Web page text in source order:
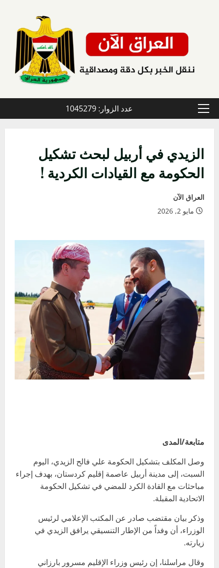
القائمة
عدد الزوار: 1045279
الزيدي في أربيل لبحث تشكيل
الحكومة مع القيادات الكردية !
العراق الآن
مايو 2, 2026
متابعة/المدى
وصل المكلف بتشكيل الحكومة علي فالح الزيدي، اليوم
السبت، إلى مدينة أربيل عاصمة إقليم كردستان، بهدف إجراء
مباحثات مع القادة الكرد للمضي في تشكيل الحكومة
الاتحادية المقبلة.
وذكر بيان مقتضب صادر عن المكتب الإعلامي لرئيس
الوزراء، أن وفداً من الإطار التنسيقي يرافق الزيدي في
زيارته.
وقال مراسلنا، إن رئيس وزراء الإقليم مسرور بارزاني